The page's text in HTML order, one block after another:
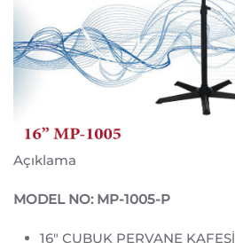
Açıklama
MODEL NO: MP-1005-P
16" ÇUBUK PERVANE KAFESİ